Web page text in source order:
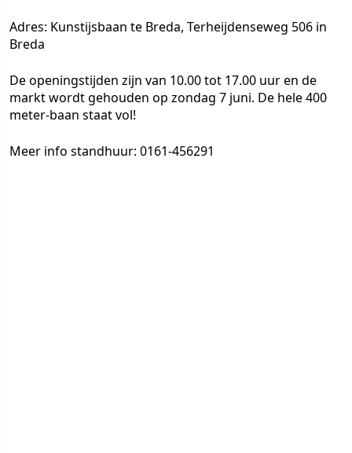
Adres: Kunstijsbaan te Breda, Terheijdenseweg 506 in
Breda
De openingstijden zijn van 10.00 tot 17.00 uur en de
markt wordt gehouden op zondag 7 juni. De hele 400
meter-baan staat vol!
Meer info standhuur: 0161-456291